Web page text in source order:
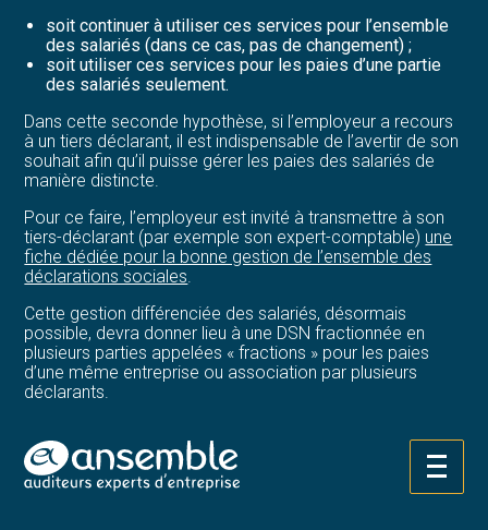
Aller
au
soit continuer à utiliser ces services pour l’ensemble
des salariés (dans ce cas, pas de changement) ;
soit utiliser ces services pour les paies d’une partie
des salariés seulement.
Dans cette seconde hypothèse, si l’employeur a recours
à un tiers déclarant, il est indispensable de l’avertir de son
souhait afin qu’il puisse gérer les paies des salariés de
manière distincte.
Pour ce faire, l’employeur est invité à transmettre à son
tiers-déclarant (par exemple son expert-comptable) une
fiche dédiée pour la bonne gestion de l’ensemble des
déclarations sociales
Cette gestion différenciée des salariés, désormais
possible, devra donner lieu à une DSN fractionnée en
plusieurs parties appelées « fractions » pour les paies
d’une même entreprise ou association par plusieurs
déclarants.
logiciel de paie du déclarant ou par le TESE ou le CEA)
afin de faciliter leur identification.